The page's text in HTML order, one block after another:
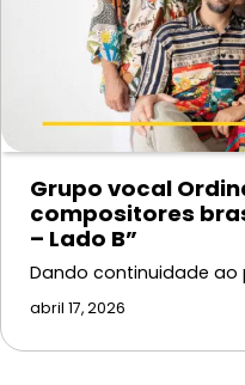
Grupo vocal
compositores
– Lado B”
Dando continuidade ao
abril 17, 2026